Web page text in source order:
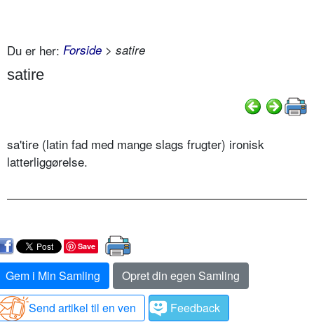
Du er her: Forside > satire
satire
sa'tire (latin fad med mange slags frugter) ironisk
latterliggørelse.
Save
Gem i Min Samling
Opret din egen Samling
Send artikel til en ven
Feedback